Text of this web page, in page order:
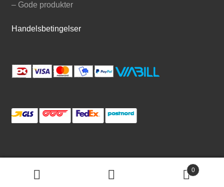
– Gode produkter
Handelsbetingelser
© Hønsehus.dk 2026 0